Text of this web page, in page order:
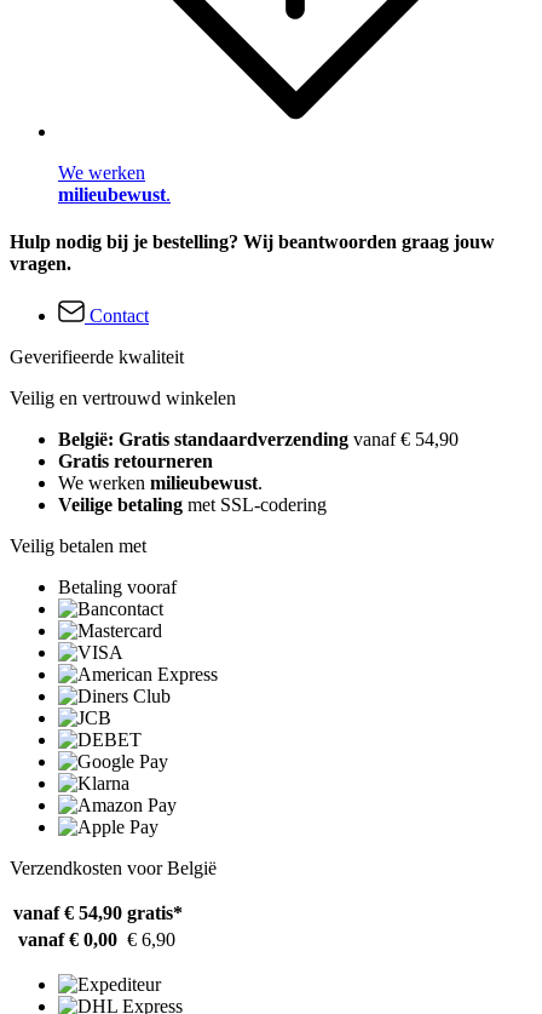
We werken
milieubewust.
Hulp nodig bij je bestelling? Wij beantwoorden graag jouw
vragen.
Contact
Geverifieerde kwaliteit
Veilig en vertrouwd winkelen
België: Gratis standaardverzending vanaf € 54,90
Gratis retourneren
We werken milieubewust.
Veilige betaling met SSL-codering
Veilig betalen met
Betaling vooraf
Verzendkosten voor België
vanaf € 54,90 gratis*
vanaf € 0,00 € 6,90